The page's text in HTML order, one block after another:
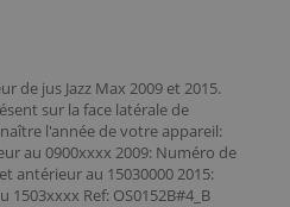
de jus Jazz Max 2009 et 2015.
sur la face latérale de
l'année de votre appareil:
au 0900xxxx 2009: Numéro de
antérieur au 15030000 2015:
Ref: OS0152B#4_B